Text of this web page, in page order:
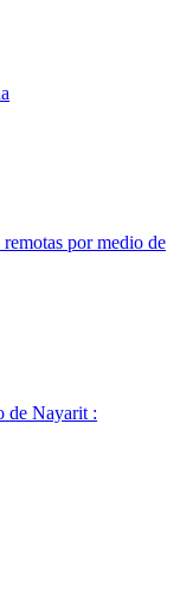
por medio de
de Nayarit :